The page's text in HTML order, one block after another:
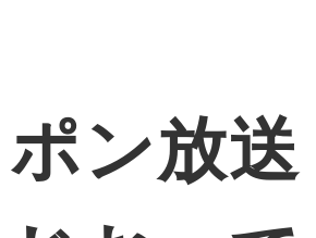
ン放
盟スポットに